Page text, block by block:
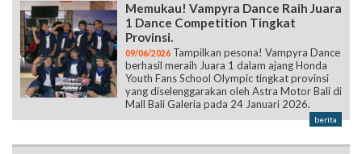
Memukau! Vampyra Dance Raih Juara
1 Dance Competition Tingkat
Provinsi.
09/06/2026 Tampilkan pesona! Vampyra Dance
berhasil meraih Juara 1 dalam ajang Honda
Youth Fans School Olympic tingkat provinsi
yang diselenggarakan oleh Astra Motor Bali di
Mall Bali Galeria pada 24 Januari 2026.
berita